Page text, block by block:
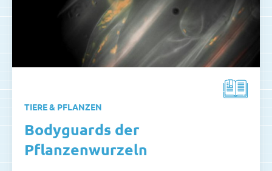
TIERE & PFLANZEN
Bodyguards der
Pflanzenwurzeln